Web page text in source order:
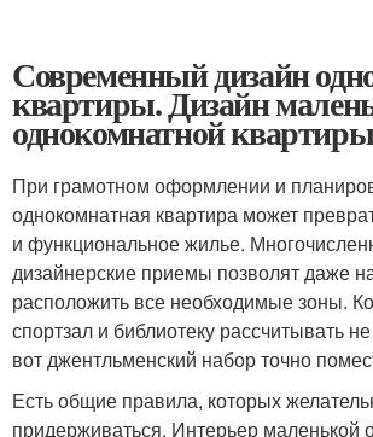
Современный дизайн
квартиры. Дизайн
однокомнатной квартиры
При грамотном оформлении и
однокомнатная квартира может
и функциональное жилье.
дизайнерские приемы позволят даже
расположить все необходимые зоны.
спортзал и библиотеку рассчитывать
вот джентльменский набор точно
Есть общие правила, которых
придерживаться. Интерьер маленькой